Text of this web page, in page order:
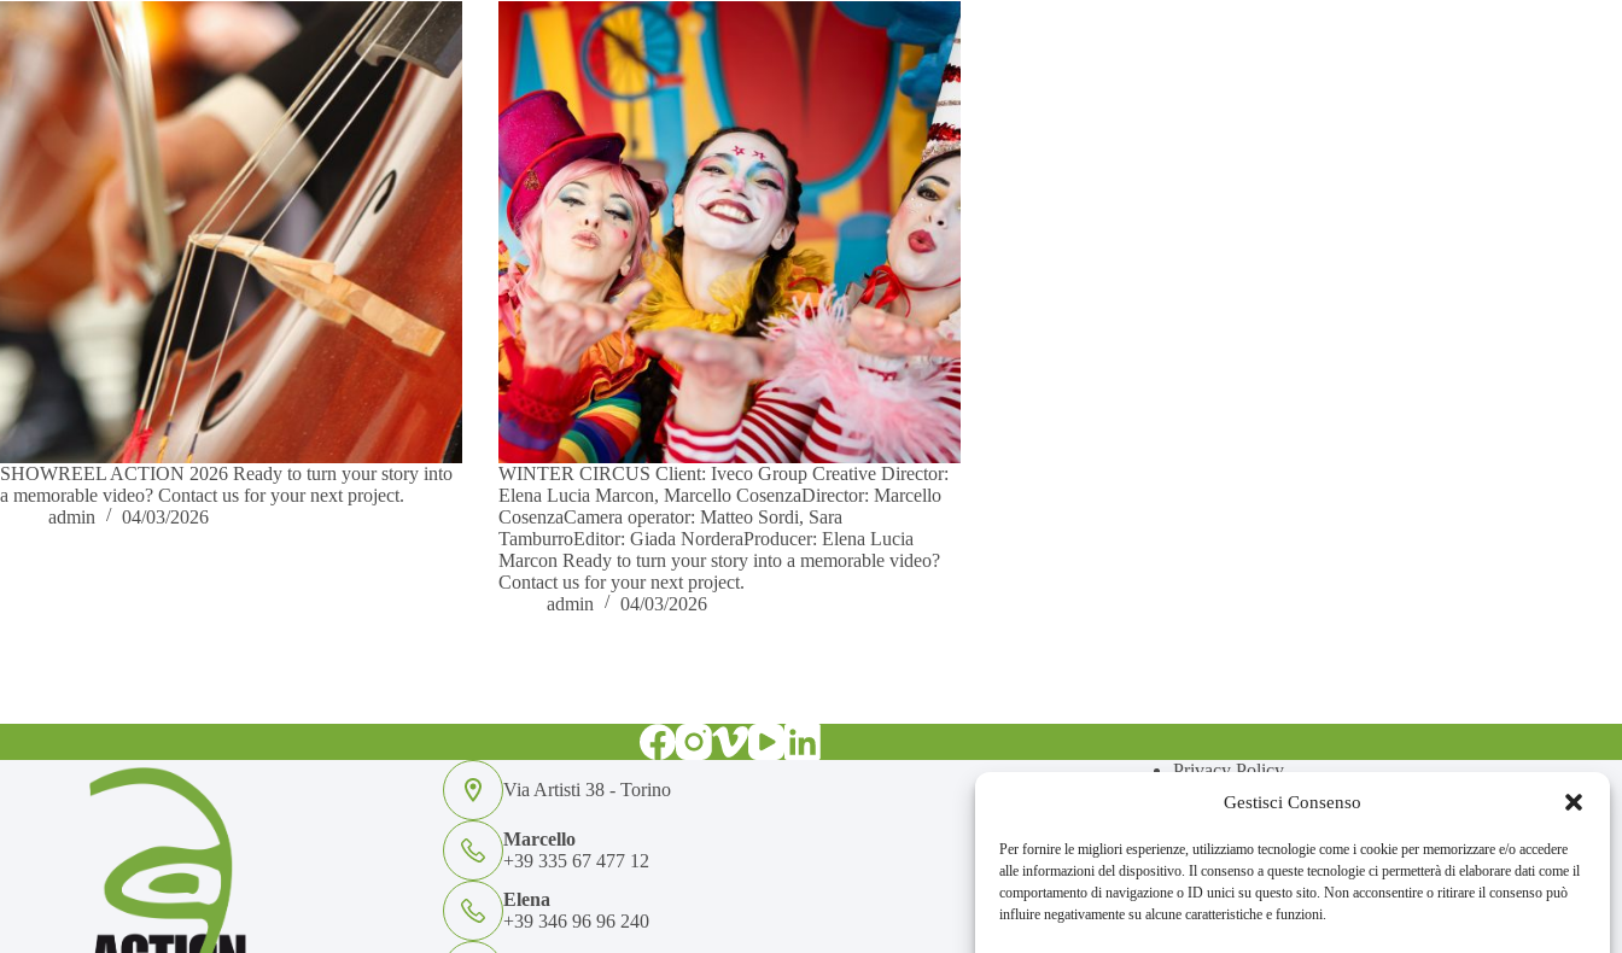
Gestisci Consenso
Per fornire le migliori esperienze, utilizziamo tecnologie come i cookie per memorizzare e/o accedere
alle informazioni del dispositivo. Il consenso a queste tecnologie ci permetterà di elaborare dati come il
comportamento di navigazione o ID unici su questo sito. Non acconsentire o ritirare il consenso può
influire negativamente su alcune caratteristiche e funzioni.
SHOWREEL ACTION 2026 Ready to turn your story into
a memorable video? Contact us for your next project.
admin
04/03/2026
WINTER CIRCUS Client: Iveco Group Creative Director:
Elena Lucia Marcon, Marcello CosenzaDirector: Marcello
CosenzaCamera operator: Matteo Sordi, Sara
TamburroEditor: Giada NorderaProducer: Elena Lucia
Marcon Ready to turn your story into a memorable video?
Contact us for your next project.
admin
04/03/2026
Via Artisti 38 - Torino
Marcello
+39 335 67 477 12
Elena
+39 346 96 96 240
Privacy Policy
Cookie Policy